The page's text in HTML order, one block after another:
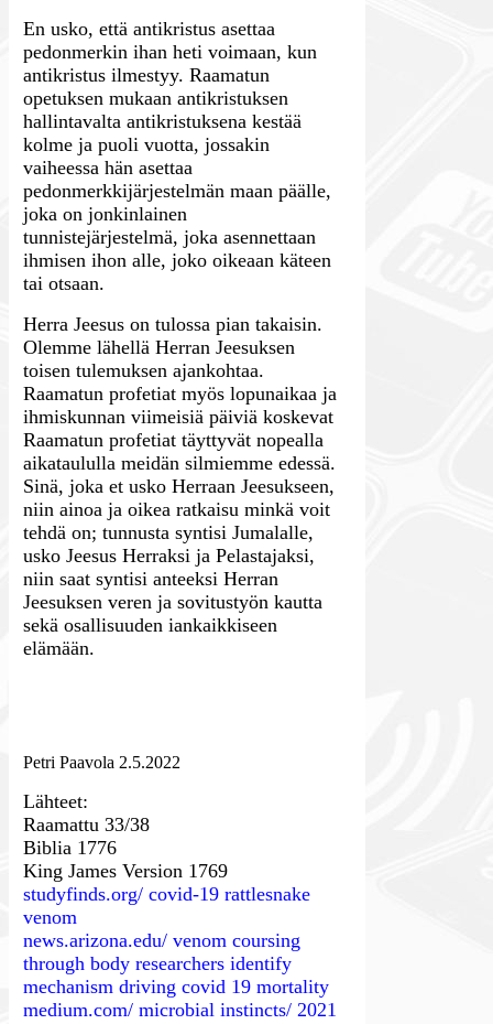
En usko, että antikristus asettaa
pedonmerkin ihan heti voimaan, kun
antikristus ilmestyy. Raamatun
opetuksen mukaan antikristuksen
hallintavalta antikristuksena kestää
kolme ja puoli vuotta, jossakin
vaiheessa hän asettaa
pedonmerkkijärjestelmän maan päälle,
joka on jonkinlainen
tunnistejärjestelmä, joka asennettaan
ihmisen ihon alle, joko oikeaan käteen
tai otsaan.
Herra Jeesus on tulossa pian takaisin.
Olemme lähellä Herran Jeesuksen
toisen tulemuksen ajankohtaa.
Raamatun profetiat myös lopunaikaa ja
ihmiskunnan viimeisiä päiviä koskevat
Raamatun profetiat täyttyvät nopealla
aikataululla meidän silmiemme edessä.
Sinä, joka et usko Herraan Jeesukseen,
niin ainoa ja oikea ratkaisu minkä voit
tehdä on; tunnusta syntisi Jumalalle,
usko Jeesus Herraksi ja Pelastajaksi,
niin saat syntisi anteeksi Herran
Jeesuksen veren ja sovitustyön kautta
sekä osallisuuden iankaikkiseen
elämään.
Petri Paavola 2.5.2022
Lähteet:
Raamattu 33/38
Biblia 1776
King James Version 1769
studyfinds.org/ covid-19 rattlesnake
venom
news.arizona.edu/ venom coursing
through body researchers identify
mechanism driving covid 19 mortality
medium.com/ microbial instincts/ 2021